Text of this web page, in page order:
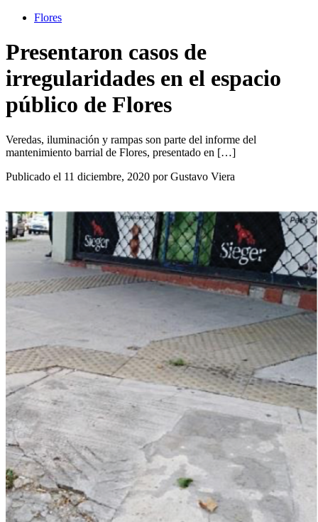
Flores
Presentaron casos de
irregularidades en el espacio
público de Flores
Veredas, iluminación y rampas son parte del informe del
mantenimiento barrial de Flores, presentado en […]
Publicado el 11 diciembre, 2020 por Gustavo Viera